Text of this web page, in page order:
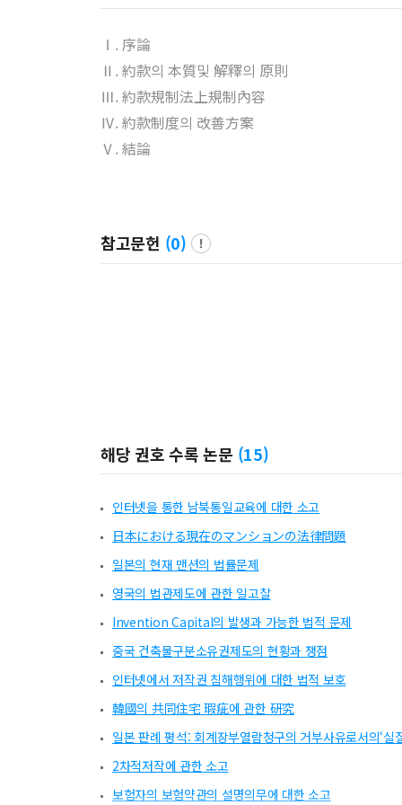
Ⅰ. 序論
Ⅱ. 約款의 本質및 解釋의 原則
Ⅲ. 約款規制法上規制內容
Ⅳ. 約款制度의 改善方案
Ⅴ. 結論
참고문헌 (0)
해당 권호 수록 논문 (15)
인터넷을 통한 남북통일교육에 대한 소고
日本における現在のマンションの法律問題
일본의 현재 맨션의 법률문제
영국의 법관제도에 관한 일고찰
Invention Capital의 발생과 가능한 법적 문제
중국 건축물구분소유권제도의 현황과 쟁점
인터넷에서 저작권 침해행위에 대한 법적 보호
韓國의 共同住宅 瑕疵에 관한 硏究
일본 판례 평석: 회계장부열람청구의 거부사유로서의‘실
2차적저작에 관한 소고
보험자의 보험약관의 설명의무에 대한 소고